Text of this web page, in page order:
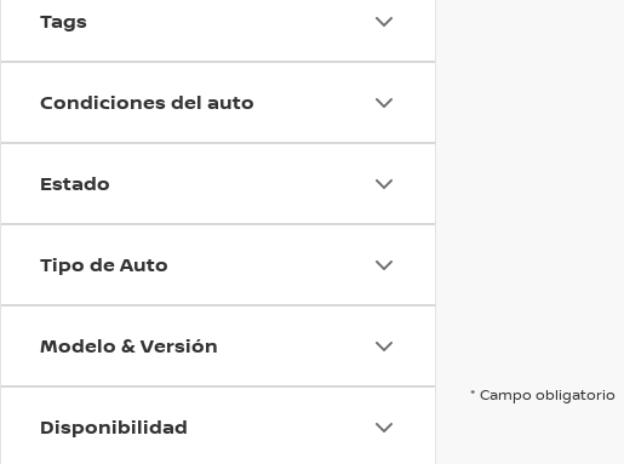
Tags
Condiciones del auto
Estado
Tipo de Auto
Modelo & Versión
Disponibilidad
* Campo obligatorio